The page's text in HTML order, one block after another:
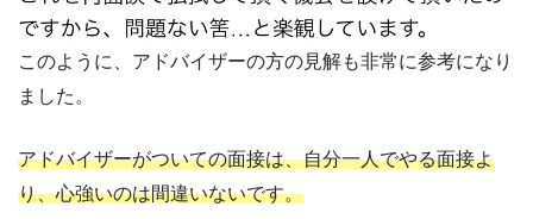
このように、アドバイザーの方の見解も非常に参考になり
ました。
アドバイザーがついての面接は、自分一人でやる面接よ
り、心強いのは間違いないです。